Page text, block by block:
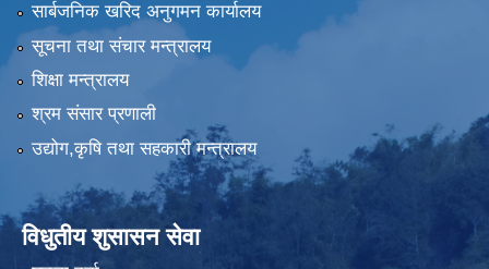
सार्बजनिक खरिद अनुगमन कार्यालय
सूचना तथा संचार मन्त्रालय
शिक्षा मन्त्रालय
श्रम संसार प्रणाली
उद्योग,कृषि तथा सहकारी मन्त्रालय
विधुतीय शुसासन सेवा